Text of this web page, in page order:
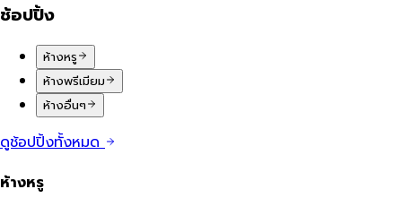
ช้อปปิ้ง
ห้างหรู
ห้างพรีเมียม
ห้างอื่นๆ
ดูช้อปปิ้งทั้งหมด
ห้างหรู